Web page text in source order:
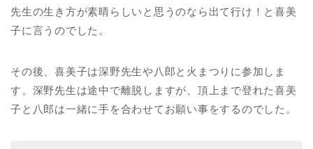
先生の生き方が素晴らしいと思うのなら出て行け！と喜美
子に言うのでした。
その後、喜美子は深野先生や八郎と火まつりに参加しま
す。深野先生は途中で離脱しますが、頂上まで登れた喜美
子と八郎は一緒に手を合わせてお願い事をするのでした。